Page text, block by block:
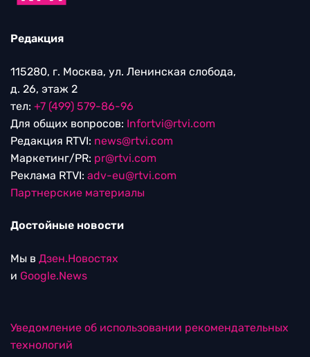
Редакция
115280, г. Москва, ул. Ленинская слобода,
д. 26, этаж 2
тел: +7 (499) 579-86-96
Для общих вопросов: Infortvi@rtvi.com
Редакция RTVI: news@rtvi.com
Маркетинг/PR: pr@rtvi.com
Реклама RTVI: adv-eu@rtvi.com
Партнерские материалы
Достойные новости
Мы в Дзен.Новостях
и Google.News
Уведомление об использовании рекомендательных
технологий